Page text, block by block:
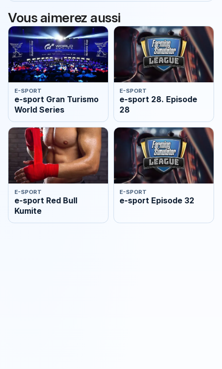
Vous aimerez aussi
E-SPORT
e-sport Gran Turismo
World Series
E-SPORT
e-sport 28. Episode
28
E-SPORT
e-sport Red Bull
Kumite
E-SPORT
e-sport Episode 32